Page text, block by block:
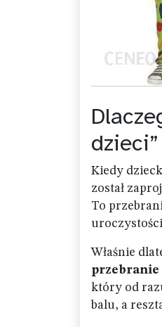
Kiedy
został
To
Właśnie
przebranie
który od
balu, a